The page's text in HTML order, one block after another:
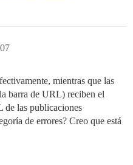
mientras que las
barra de URL) reciben el
de las publicaciones
de errores? Creo que está